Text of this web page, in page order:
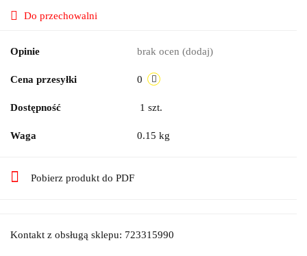
Do przechowalni
Opinie brak ocen (dodaj)
Cena przesyłki 0
Dostępność 1 szt.
Waga 0.15 kg
Pobierz produkt do PDF
Kontakt z obsługą sklepu: 723315990